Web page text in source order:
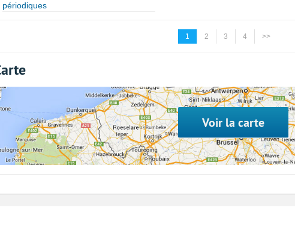
périodiques
1 2 3 4 >>
Voir la carte